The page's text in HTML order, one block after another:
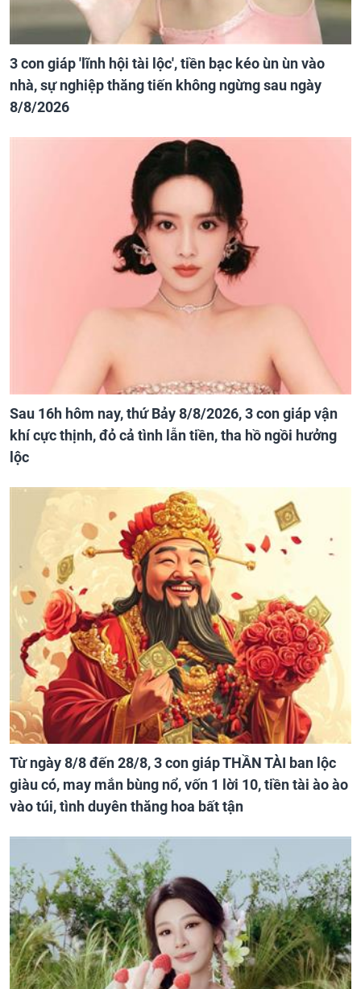
3 con giáp 'lĩnh hội tài lộc', tiền bạc kéo ùn ùn vào
nhà, sự nghiệp thăng tiến không ngừng sau ngày
8/8/2026
Sau 16h hôm nay, thứ Bảy 8/8/2026, 3 con giáp vận
khí cực thịnh, đỏ cả tình lẫn tiền, tha hồ ngồi hưởng
lộc
Từ ngày 8/8 đến 28/8, 3 con giáp THẦN TÀI ban lộc
giàu có, may mắn bùng nổ, vốn 1 lời 10, tiền tài ào ào
vào túi, tình duyên thăng hoa bất tận